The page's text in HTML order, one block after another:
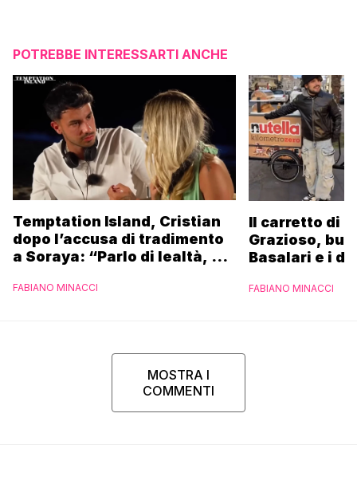
POTREBBE INTERESSARTI ANCHE
Temptation Island, Cristian
dopo l’accusa di tradimento
a Soraya: “Parlo di lealtà, ma
FABIANO MINACCI
Il carretto di
Grazioso,
Basalari e i
Ferrero”
FABIANO MINACCI
MOSTRA I
COMMENTI